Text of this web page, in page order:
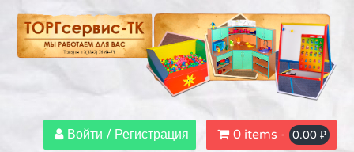
Войти / Регистрация 0 items - 0.00 ₽